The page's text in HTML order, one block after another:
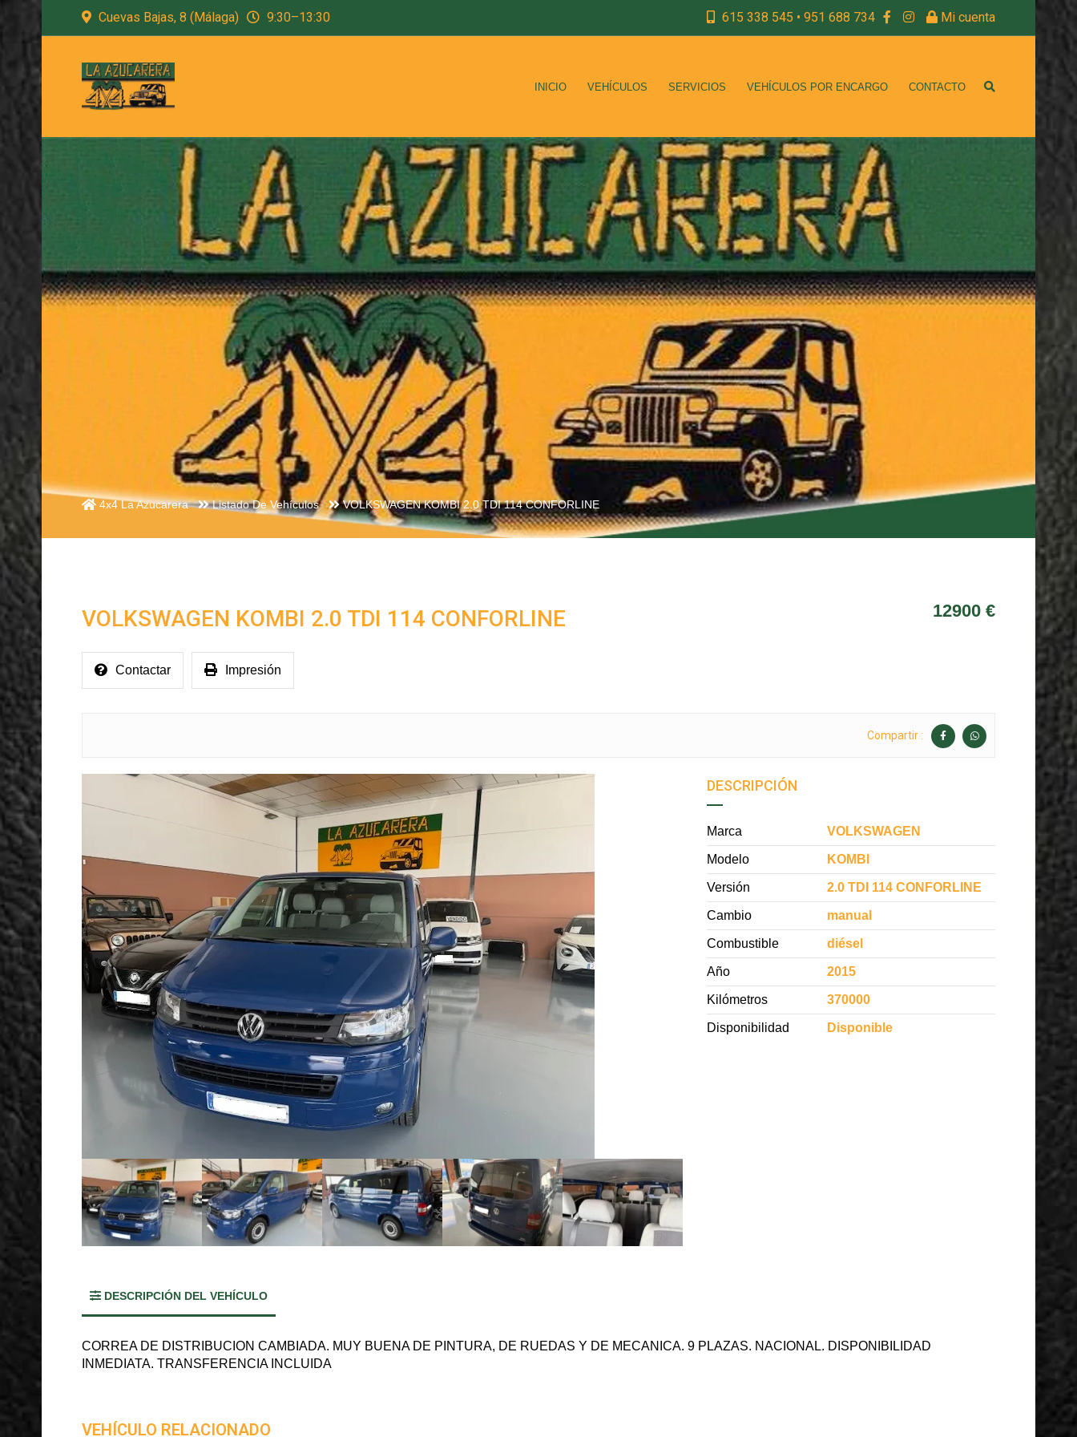
Cuevas Bajas, 8 (Málaga) 9:30–13:30 615 338 545 • 951 688 734 Mi cuenta
INICIO VEHÍCULOS SERVICIOS VEHÍCULOS POR ENCARGO CONTACTO
4x4 La Azucarera Listado De Vehículos VOLKSWAGEN KOMBI 2.0 TDI 114 CONFORLINE
VOLKSWAGEN KOMBI 2.0 TDI 114 CONFORLINE 12900 €
Contactar Impresión
Compartir :
DESCRIPCIÓN
Marca VOLKSWAGEN
Modelo KOMBI
Versión 2.0 TDI 114 CONFORLINE
Cambio manual
Combustible diésel
Año 2015
Kilómetros 370000
Disponibilidad Disponible
DESCRIPCIÓN DEL VEHÍCULO
CORREA DE DISTRIBUCION CAMBIADA. MUY BUENA DE PINTURA, DE RUEDAS Y DE MECANICA. 9 PLAZAS. NACIONAL. DISPONIBILIDAD
INMEDIATA. TRANSFERENCIA INCLUIDA
VEHÍCULO RELACIONADO